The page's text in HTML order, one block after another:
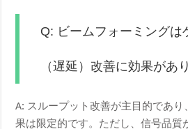
Q: ビームフォーミングは
（遅延）改善に効果があ
A: スループット改善が主目的であ
果は限定的です。ただし、信号品質